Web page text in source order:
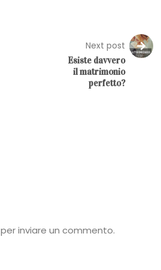
Next post
Esiste davvero
il matrimonio
perfetto?
per inviare un commento.